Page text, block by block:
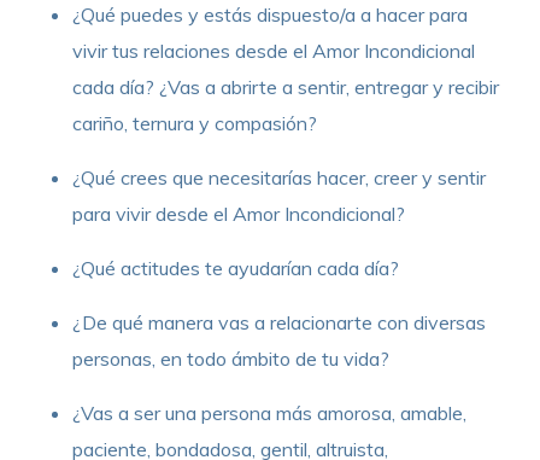
¿Qué puedes y estás dispuesto/a a hacer para
vivir tus relaciones desde el Amor Incondicional
cada día? ¿Vas a abrirte a sentir, entregar y recibir
cariño, ternura y compasión?
¿Qué crees que necesitarías hacer, creer y sentir
para vivir desde el Amor Incondicional?
¿Qué actitudes te ayudarían cada día?
¿De qué manera vas a relacionarte con diversas
personas, en todo ámbito de tu vida?
¿Vas a ser una persona más amorosa, amable,
paciente, bondadosa, gentil, altruista,